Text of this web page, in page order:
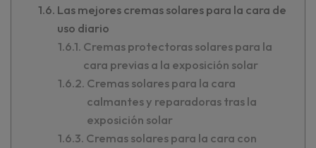
Las mejores cremas solares para la cara de
uso diario
Cremas protectoras solares para la
cara previas a la exposición solar
Cremas solares para la cara
calmantes y reparadoras tras la
exposición solar
Cremas solares para la cara con